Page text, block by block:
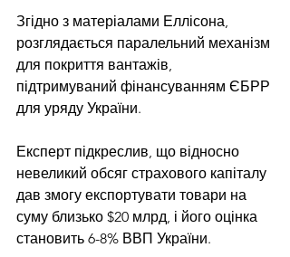
Згідно з матеріалами Еллісона,
розглядається паралельний механізм
для покриття вантажів,
підтримуваний фінансуванням ЄБРР
для уряду України.
Експерт підкреслив, що відносно
невеликий обсяг страхового капіталу
дав змогу експортувати товари на
суму близько $20 млрд, і його оцінка
становить 6-8% ВВП України.